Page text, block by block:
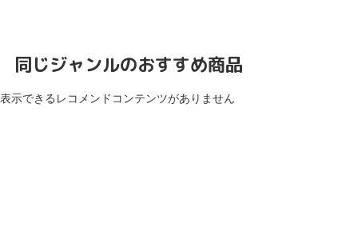
同じジャンルのおすすめ商品
表示できるレコメンドコンテンツがありません